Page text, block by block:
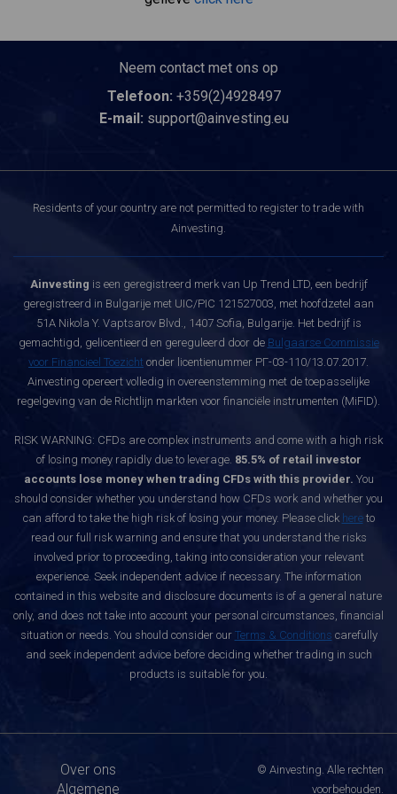
Neem contact met ons op
Telefoon: +359(2)4928497
E-mail: support@ainvesting.eu
Residents of your country are not permitted to register to trade with
Ainvesting.
Ainvesting is een geregistreerd merk van Up Trend LTD, een bedrijf
geregistreerd in Bulgarije met UIC/PIC 121527003, met hoofdzetel aan
51A Nikola Y. Vaptsarov Blvd., 1407 Sofia, Bulgarije. Het bedrijf is
gemachtigd, gelicentieerd en gereguleerd door de Bulgaarse Commissie
voor Financieel Toezicht onder licentienummer РГ-03-110/13.07.2017.
Ainvesting opereert volledig in overeenstemming met de toepasselijke
regelgeving van de Richtlijn markten voor financiële instrumenten (MiFID).
RISK WARNING: CFDs are complex instruments and come with a high risk
of losing money rapidly due to leverage. 85.5% of retail investor
accounts lose money when trading CFDs with this provider. You
should consider whether you understand how CFDs work and whether you
can afford to take the high risk of losing your money. Please click hereto
read our full risk warning and ensure that you understand the risks
involved prior to proceeding, taking into consideration your relevant
experience. Seek independent advice if necessary. The information
contained in this website and disclosure documents is of a general nature
only, and does not take into account your personal circumstances, financial
situation or needs. You should consider our Terms & Conditions carefully
and seek independent advice before deciding whether trading in such
products is suitable for you.
Over ons
Algemene
© Ainvesting. Alle rechten
voorbehouden.